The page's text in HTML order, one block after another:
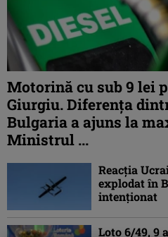
Motorină cu sub 9 lei
Giurgiu. Diferența
Bulgaria a ajuns la
Ministrul ...
Reacția
explodat în
intenționat
Loto 6/49, 9